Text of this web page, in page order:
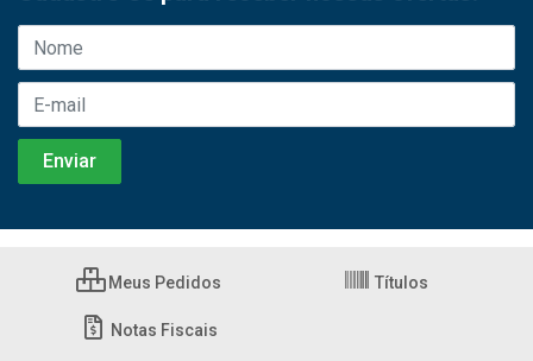
Meus Pedidos Títulos
Notas Fiscais